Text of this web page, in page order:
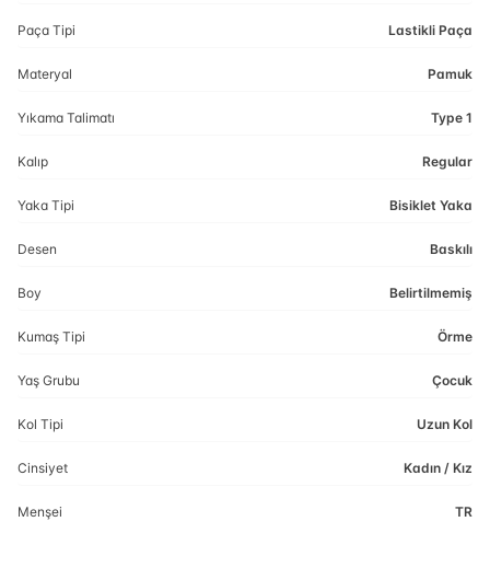
Paça Tipi Lastikli Paça
Materyal Pamuk
Yıkama Talimatı Type 1
Kalıp Regular
Yaka Tipi Bisiklet Yaka
Desen Baskılı
Boy Belirtilmemiş
Kumaş Tipi Örme
Yaş Grubu Çocuk
Kol Tipi Uzun Kol
Cinsiyet Kadın / Kız
Menşei TR